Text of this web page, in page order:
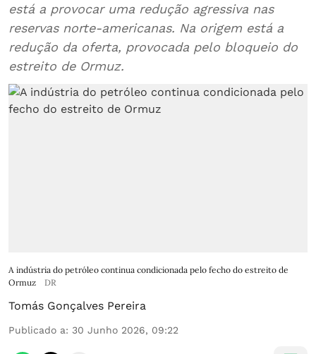
está a provocar uma redução agressiva nas
reservas norte-americanas. Na origem está a
redução da oferta, provocada pelo bloqueio do
estreito de Ormuz.
A indústria do petróleo continua condicionada pelo fecho do estreito de
Ormuz
DR
Tomás Gonçalves Pereira
Publicado a: 30 Junho 2026, 09:22